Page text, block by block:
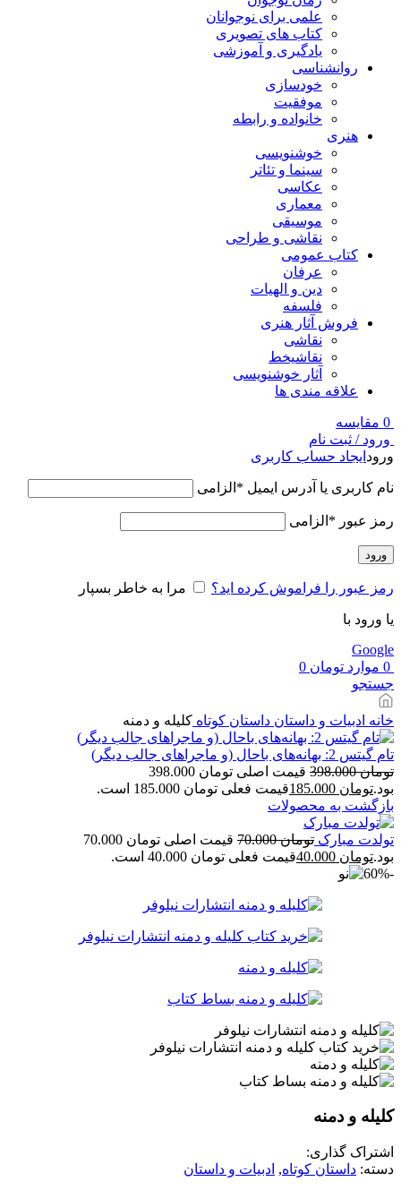
علمی برای نوجوانان
کتاب های تصویری
یادگیری و آموزشی
روانشناسی
خودسازی
موفقیت
خانواده و رابطه
هنری
خوشنویسی
سینما و تئاتر
عکاسی
معماری
موسیقی
نقاشی و طراحی
کتاب عمومی
عرفان
دین و الهیات
فلسفه
فروش آثار هنری
نقاشی
نقاشیخط
آثار خوشنویسی
علاقه مندی ها
0 مقایسه
ورود / ثبت نام
ورود ایجاد حساب کاربری
نام کاربری یا آدرس ایمیل * الزامی
رمز عبور * الزامی
ورود
رمز عبور را فراموش کرده اید؟ مرا به خاطر بسپار
یا ورود با
Google
0 موارد تومان
جستجو
خانه ادبیات و داستان داستان کوتاه کلیله و دمنه
تام گیتس 2: بهانه‌های باحال (و ماجراهای جالب دیگر)
تومان398.000
قیمت اصلی تومان 398.000
بود.تومان
قیمت فعلی تومان 185.000 است.
بازگشت به محصولات
تولدت مبارک تومان70.000
قیمت اصلی تومان 70.000
بود.تومان
قیمت فعلی تومان 40.000 است.
-60%
کلیله و دمنه
اشتراک گذاری:
دسته: داستان کوتاه, ادبیات و داستان